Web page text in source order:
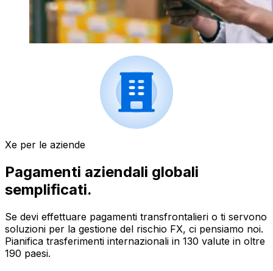
Xe per le aziende
Pagamenti aziendali globali
semplificati.
Se devi effettuare pagamenti transfrontalieri o ti servono
soluzioni per la gestione del rischio FX, ci pensiamo noi.
Pianifica trasferimenti internazionali in 130 valute in oltre
190 paesi.